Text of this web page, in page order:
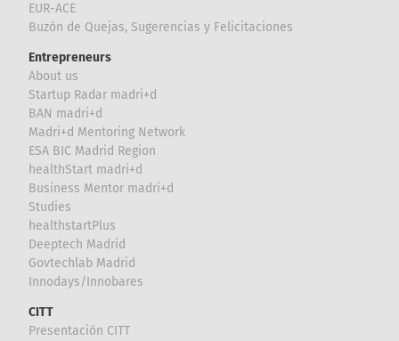
EUR-ACE
Buzón de Quejas, Sugerencias y Felicitaciones
Entrepreneurs
About us
Startup Radar madri+d
BAN madri+d
Madri+d Mentoring Network
ESA BIC Madrid Region
healthStart madri+d
Business Mentor madri+d
Studies
healthstartPlus
Deeptech Madrid
Govtechlab Madrid
Innodays/Innobares
CITT
Presentación CITT